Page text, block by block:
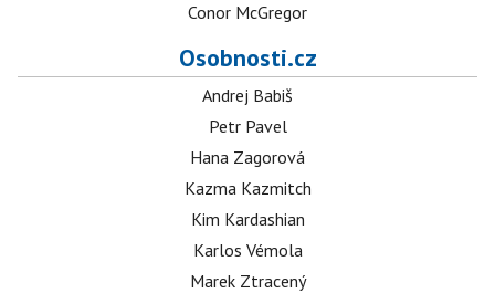
Conor McGregor
Osobnosti.cz
Andrej Babiš
Petr Pavel
Hana Zagorová
Kazma Kazmitch
Kim Kardashian
Karlos Vémola
Marek Ztracený